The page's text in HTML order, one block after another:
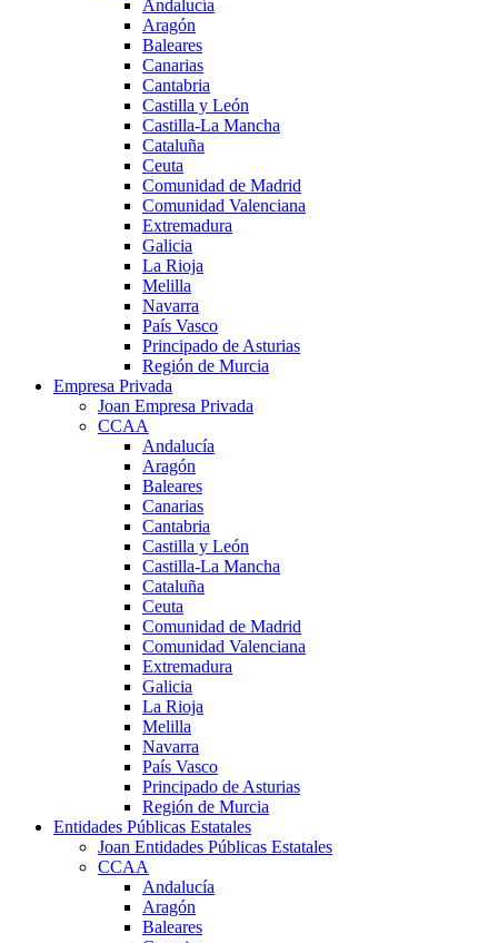
Andalucía
Aragón
Baleares
Canarias
Cantabria
Castilla y León
Castilla-La Mancha
Cataluña
Ceuta
Comunidad de Madrid
Comunidad Valenciana
Extremadura
Galicia
La Rioja
Melilla
Navarra
País Vasco
Principado de Asturias
Región de Murcia
Empresa Privada
Joan Empresa Privada
CCAA
Andalucía
Aragón
Baleares
Canarias
Cantabria
Castilla y León
Castilla-La Mancha
Cataluña
Ceuta
Comunidad de Madrid
Comunidad Valenciana
Extremadura
Galicia
La Rioja
Melilla
Navarra
País Vasco
Principado de Asturias
Región de Murcia
Entidades Públicas Estatales
Joan Entidades Públicas Estatales
CCAA
Andalucía
Aragón
Baleares